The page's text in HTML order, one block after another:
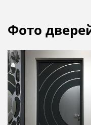
Фото